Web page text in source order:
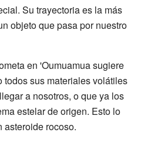
Su trayectoria es la más
objeto que pasa por nuestro
en 'Oumuamua sugiere
sus materiales volátiles
a nosotros, o que ya los
estelar de origen. Esto lo
asteroide rocoso.